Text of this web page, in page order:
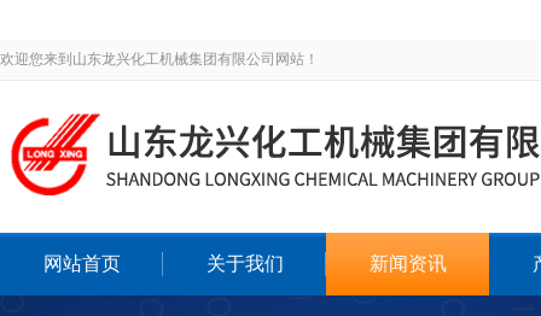
欢迎您来到山东龙兴化工机械集团有限公司网站！
网站首页 关于我们 新闻资讯